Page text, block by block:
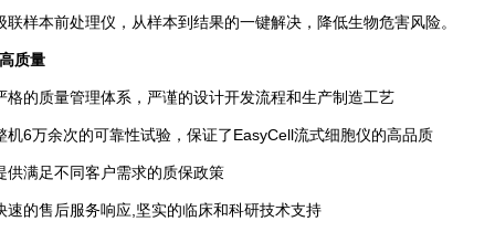
联样本前处理仪，从样本到结果的一键解决，降低生物危害风险。
质量
格的质量管理体系，严谨的设计开发流程和生产制造工艺
机6万余次的可靠性试验，保证了EasyCell流式细胞仪的高品质
供满足不同客户需求的质保政策
速的售后服务响应 坚实的临床和科研技术支持